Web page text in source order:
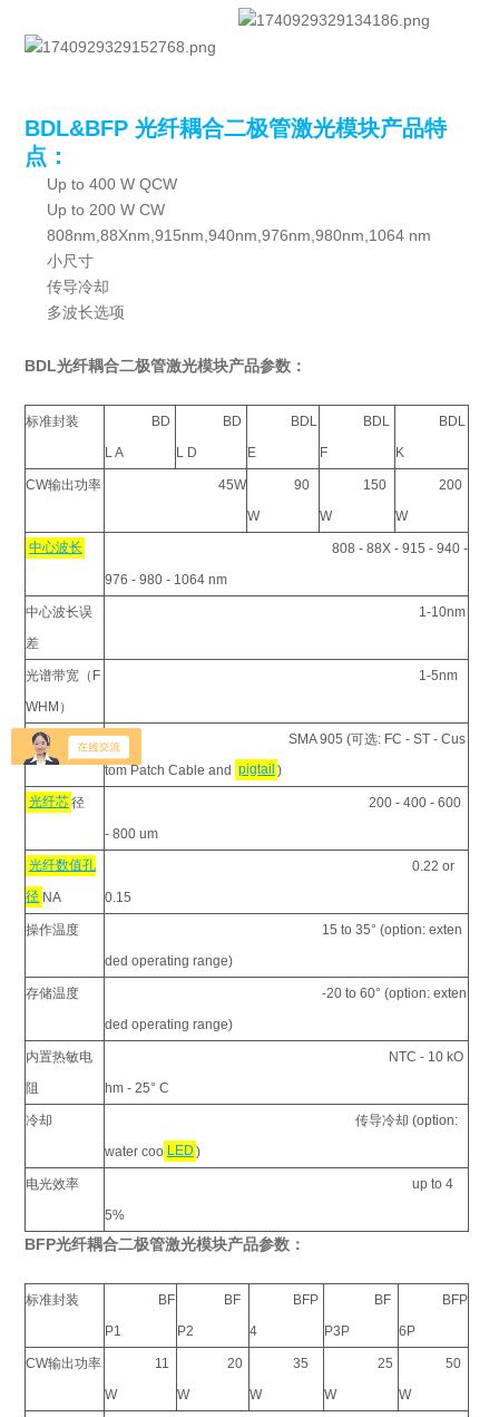
BDL&BFP 光纤耦合二极管激光模块产品特
点：
Up to 400 W QCW
Up to 200 W CW
808nm,88Xnm,915nm,940nm,976nm,980nm,1064 nm
小尺寸
传导冷却
多波长选项
BDL光纤耦合二极管激光模块产品参数：
标准封装
BD
L A
BD
L D
BDL
E
BDL
F
BDL
K
CW输出功率 45W
90
W
150
W
200
W
中心波长
808 - 88X - 915 - 940 -
976 - 980 - 1064 nm
中心波长误
差
1-10nm
光谱带宽（F
WHM）
1-5nm
光纤接口
SMA 905 (可选: FC - ST - Cus
tom Patch Cable and pigtail )
光纤芯径
200 - 400 - 600
- 800 um
光纤数值孔
径 NA
0.22 or
0.15
操作温度
15 to 35° (option: exten
ded operating range)
存储温度
-20 to 60° (option: exten
ded operating range)
内置热敏电
阻
NTC - 10 kO
hm - 25° C
冷却
传导冷却 (option:
water coo LED )
电光效率
up to 4
5%
BFP光纤耦合二极管激光模块产品参数：
标准封装
BF
P1
BF
P2
BFP
4
BF
P3P
BFP
6P
CW输出功率
11
W
20
W
35
W
25
W
50
W